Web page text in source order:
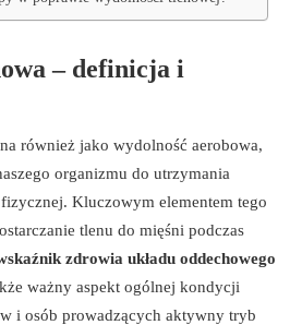
– definicja i
również jako wydolność aerobowa,
organizmu do utrzymania
Kluczowym elementem tego
tlenu do mięśni podczas
zdrowia układu oddechowego
ważny aspekt ogólnej kondycji
i osób prowadzących aktywny tryb